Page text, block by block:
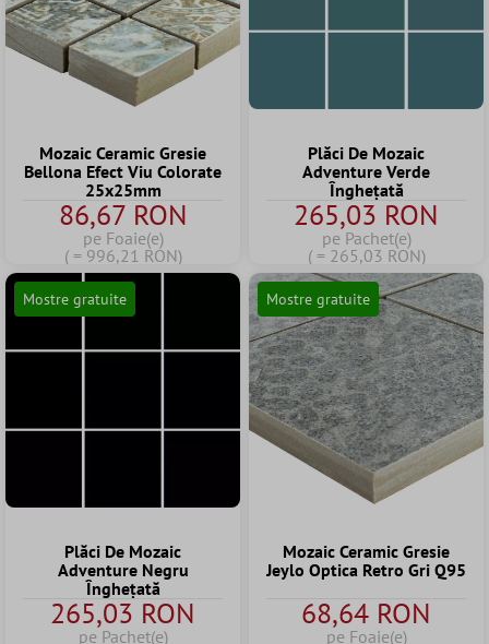
Mozaic Ceramic Gresie
Bellona Efect Viu Colorate
25x25mm
86,67 RON
pe Foaie(e)
( = 996,21 RON)
Plăci De Mozaic
Adventure Verde
Înghețată
265,03 RON
pe Pachet(e)
( = 265,03 RON)
Mostre gratuite
Plăci De Mozaic
Adventure Negru
Înghețată
265,03 RON
pe Pachet(e)
Mostre gratuite
Mozaic Ceramic Gresie
Jeylo Optica Retro Gri Q95
68,64 RON
pe Foaie(e)